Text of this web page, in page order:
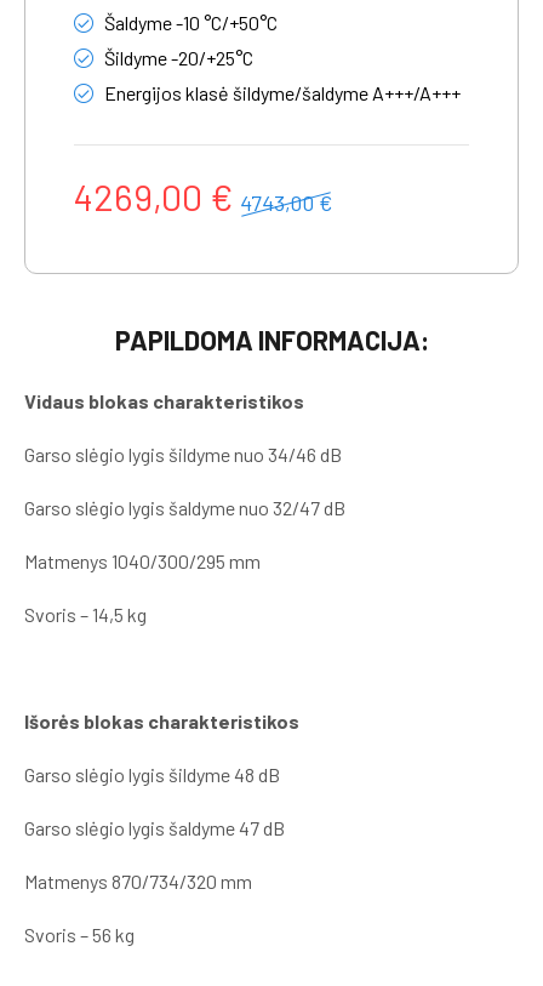
Šaldyme -10 °C/+50°C
Šildyme -20/+25°C
Energijos klasė šildyme/šaldyme A+++/A+++
4269,00 € 4743,00 €
PAPILDOMA INFORMACIJA:
Vidaus blokas charakteristikos
Garso slėgio lygis šildyme nuo 34/46 dB
Garso slėgio lygis šaldyme nuo 32/47 dB
Matmenys 1040/300/295 mm
Svoris – 14,5 kg
Išorės blokas charakteristikos
Garso slėgio lygis šildyme 48 dB
Garso slėgio lygis šaldyme 47 dB
Matmenys 870/734/320 mm
Svoris – 56 kg